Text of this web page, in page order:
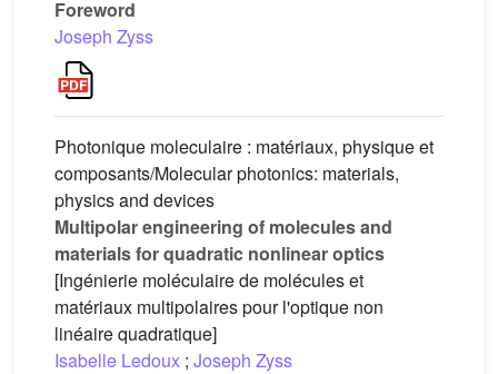
Foreword
Joseph Zyss
Photonique moleculaire : matériaux, physique et
composants/Molecular photonics: materials,
physics and devices
Multipolar engineering of molecules and
materials for quadratic nonlinear optics
[Ingénierie moléculaire de molécules et
matériaux multipolaires pour l'optique non
linéaire quadratique]
Isabelle Ledoux ; Joseph Zyss